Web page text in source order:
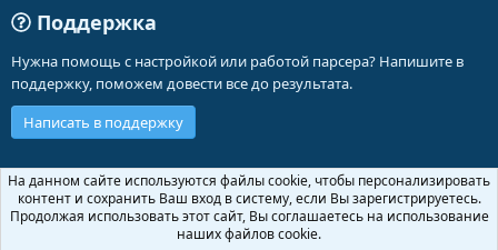
Поддержка
Нужна помощь с настройкой или работой парсера? Напишите в
поддержку, поможем довести все до результата.
Написать в поддержку
Russian (RU)
Обратная связь
Условия и правила
Политика конфиденциальности
Помощь
На данном сайте используются файлы cookie, чтобы персонализировать
контент и сохранить Ваш вход в систему, если Вы зарегистрируетесь.
Продолжая использовать этот сайт, Вы соглашаетесь на использование
наших файлов cookie.